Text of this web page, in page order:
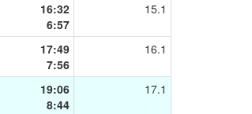
16:32
6:57
15.1
17:49
7:56
16.1
19:06
8:44
17.1